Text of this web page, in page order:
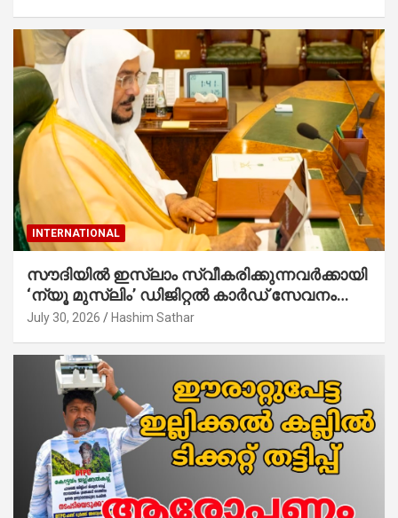
INTERNATIONAL
സൗദിയില്‍ ഇസ്‌ലാം സ്വീകരിക്കുന്നവര്‍ക്കായി
‘ന്യൂ മുസ്ലിം’ ഡിജിറ്റല്‍ കാര്‍ഡ് സേവനം
ആരംഭിച്ചു
July 30, 2026 Hashim Sathar